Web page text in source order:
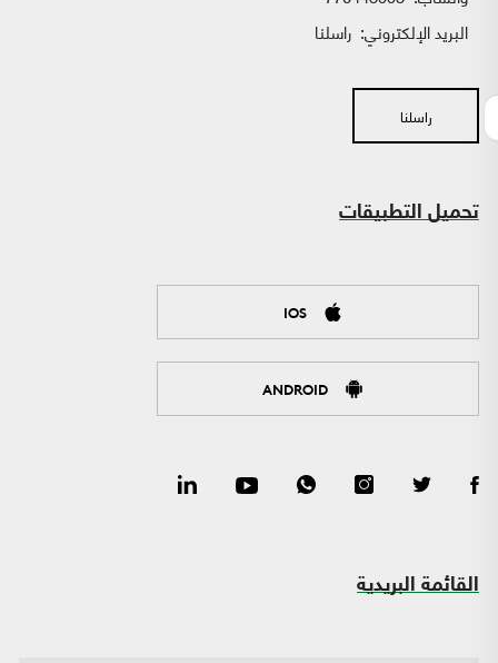
البريد الإلكتروني: راسلنا
راسلنا
تحميل التطبيقات
IOS
ANDROID
القائمة البريدية